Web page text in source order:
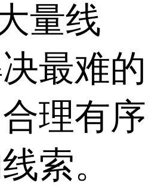
量线
最难的
理有序
索。